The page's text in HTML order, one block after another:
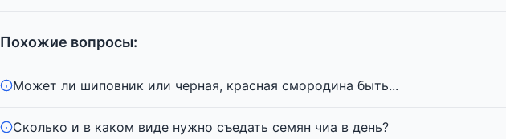
Похожие вопросы:
Может ли шиповник или черная, красная смородина быть...
Сколько и в каком виде нужно съедать семян чиа в день?